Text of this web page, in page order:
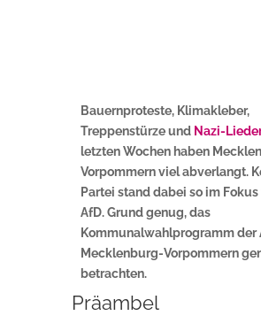
Bauernproteste, Klimakleber,
Treppenstürze und Nazi-
letzten Wochen haben
Vorpommern viel abverlangt.
Partei stand dabei so im
AfD. Grund genug, das
Kommunalwahlprogramm der
Mecklenburg-Vorpommern
betrachten.
Präambel